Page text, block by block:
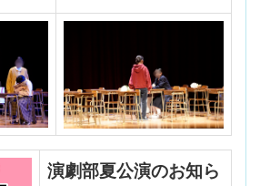
演劇部夏公演のお知ら